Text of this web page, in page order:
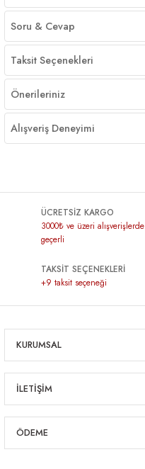
Soru & Cevap
Taksit Seçenekleri
Önerileriniz
Alışveriş Deneyimi
ÜCRETSİZ KARGO
3000₺ ve üzeri alışverişlerde
geçerli
TAKSİT SEÇENEKLERİ
+9 taksit seçeneği
KURUMSAL
İLETİŞİM
ÖDEME